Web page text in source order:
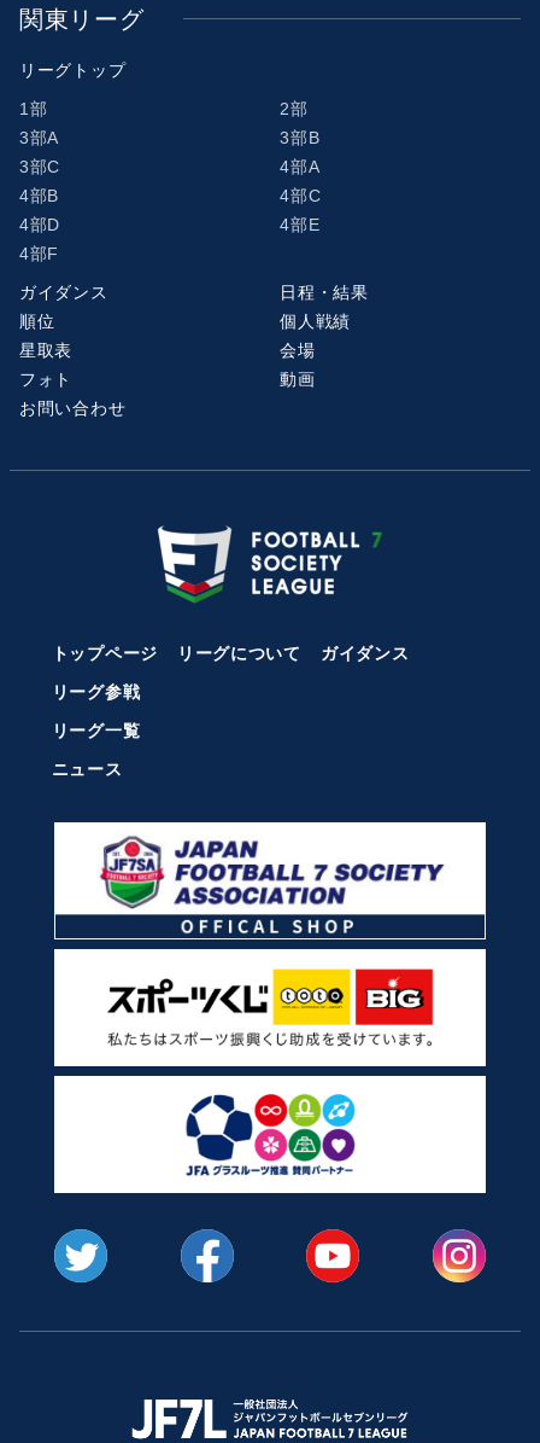
関東リーグ
リーグトップ
1部
2部
3部A
3部B
3部C
4部A
4部B
4部C
4部D
4部E
4部F
ガイダンス
日程・結果
順位
個人戦績
星取表
会場
フォト
動画
お問い合わせ
トップページ リーグについて
ガイダンス
リーグ参戦
リーグ一覧
ニュース